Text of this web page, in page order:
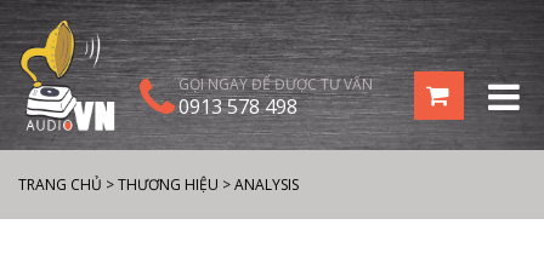
GỌI NGAY ĐỂ ĐƯỢC TƯ VẤN
0913 578 498
TRANG CHỦ >THƯƠNG HIỆU >ANALYSIS